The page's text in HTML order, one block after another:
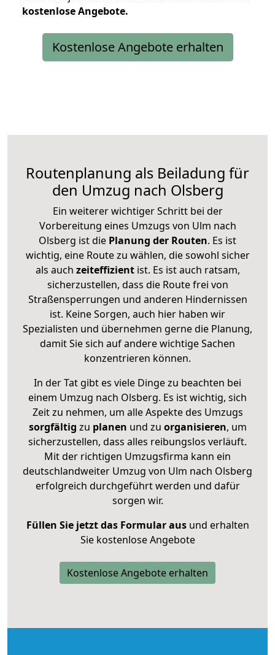
kostenloseAngebote.
Kostenlose Angebote erhalten
Routenplanung als Beiladung für
den Umzug nach Olsberg
Ein weiterer wichtiger Schritt bei der
Vorbereitung eines Umzugs von Ulm nach
Olsberg ist die Planung der Routen. Es ist
wichtig, eine Route zu wählen, die sowohl sicher
als auch zeiteffizientist. Es ist auch ratsam,
sicherzustellen, dass die Route frei von
Straßensperrungen und anderen Hindernissen
ist. Keine Sorgen, auch hier haben wir
Spezialisten und übernehmen gerne die Planung,
damit Sie sich auf andere wichtige Sachen
konzentrieren können.
In der Tat gibt es viele Dinge zu beachten bei
einem Umzug nach Olsberg. Es ist wichtig, sich
Zeit zu nehmen, um alle Aspekte des Umzugs
sorgfältig zu planen und zu organisieren, um
sicherzustellen, dass alles reibungslos verläuft.
Mit der richtigen Umzugsfirma kann ein
deutschlandweiter Umzug von Ulm nach Olsberg
erfolgreich durchgeführt werden und dafür
sorgen wir.
Füllen Sie jetzt das Formular ausund erhalten
Sie kostenlose Angebote
Kostenlose Angebote erhalten